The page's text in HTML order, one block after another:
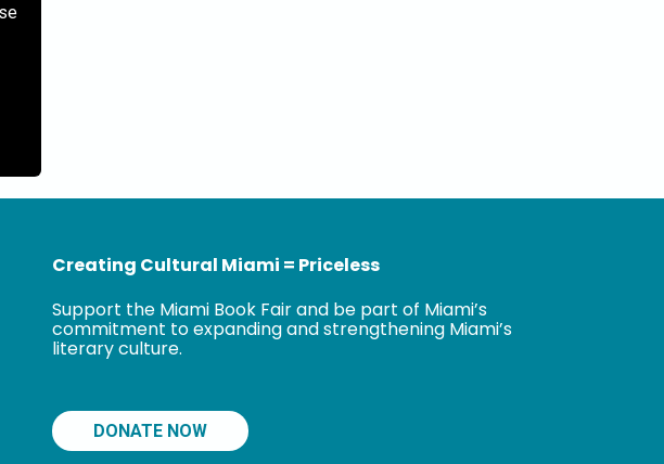
Creating Cultural Miami = Priceless
Support the Miami Book Fair and be part of Miami’s
commitment to expanding and strengthening Miami’s
literary culture.
DONATE NOW